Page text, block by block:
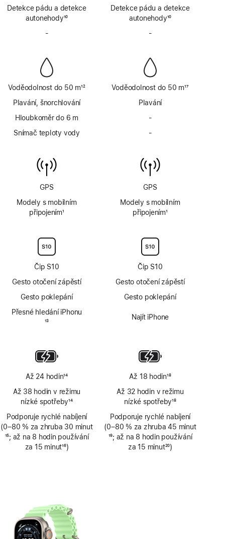
Detekce pádu a detekce
autonehody10
-
Voděodolnost do 50 m
Poznámka
12
Plavání, šnorchlování
Hloubkoměr do 6 m
Snímač teploty vody
GPS
Modely s mobilním
připojením1
Čip S10
Gesto otočení zápěstí
Gesto poklepání
Přesné hledání iPhonu
Poznámka
13
Až 24 hodin14
Až 38 hodin v režimu
nízké spotřeby14
Podporuje rychlé nabíjení
(0–80 % za zhruba 30 minut
Poznámka
15; až na 8 hodin používání
za 15 minut16)
Detekce pádu a detekce
autonehody10
-
Voděodolnost do 50 m17
Plavání
-
-
vody
GPS
Modely s mobilním
připojením1
Čip S10
Gesto otočení zápěstí
Gesto poklepání
Najít iPhone
Až 18 hodin18
Až 32 hodin v režimu
nízké spotřeby18
Podporuje rychlé nabíjení
(0–80 % za zhruba 45 minut
Poznámka
19; až na 8 hodin používání
za 15 minut20)